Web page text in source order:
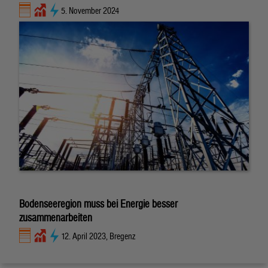
5. November 2024
Bodenseeregion muss bei Energie besser
zusammenarbeiten
12. April 2023, Bregenz